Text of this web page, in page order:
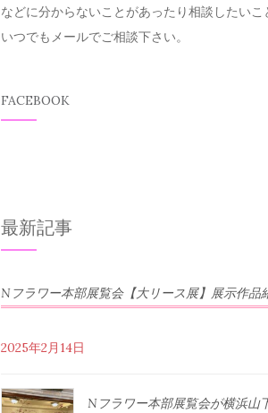
などに分からないことがあったり相談したいこ
いつでもメールでご相談下さい。
FACEBOOK
最新記事
Nフラワー本部展覧会【大リース展】展示作品
2025年2月14日
Nフラワー本部展覧会が横浜山